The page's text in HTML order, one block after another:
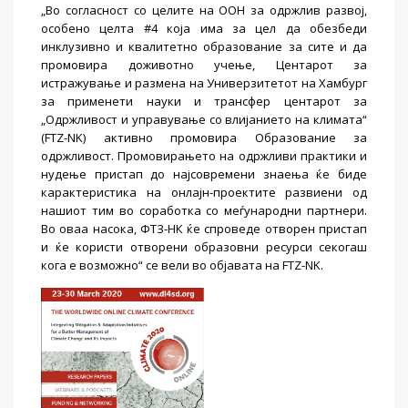
„Во согласност со целите на ООН за одржлив развој,
особено целта #4 која има за цел да обезбеди
инклузивно и квалитетно образование за сите и да
промовира доживотно учење, Центарот за
истражување и размена на Универзитетот на Хамбург
за применети науки и трансфер центарот за
„Одржливост и управување со влијанието на климата“
(FTZ-NK) активно промовира Образование за
одржливост. Промовирањето на одржливи практики и
нудење пристап до најсовремени знаења ќе биде
карактеристика на онлајн-проектите развиени од
нашиот тим во соработка со меѓународни партнери.
Во оваа насока, ФТЗ-НК ќе спроведе отворен пристап
и ќе користи отворени образовни ресурси секогаш
кога е возможно“ се вели во објавата на FTZ-NK.